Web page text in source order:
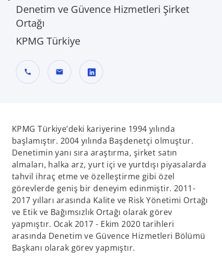
Denetim ve Güvence Hizmetleri Şirket
Ortağı
KPMG Türkiye
call mail
n
s
i
n
a
n
e
w
t
a
b
KPMG Türkiye’deki kariyerine 1994 yılında
başlamıştır. 2004 yılında Başdenetçi olmuştur.
Denetimin yanı sıra araştırma, şirket satın
almaları, halka arz, yurt içi ve yurtdışı piyasalarda
tahvil ihraç etme ve özelleştirme gibi özel
görevlerde geniş bir deneyim edinmiştir. 2011-
2017 yılları arasında Kalite ve Risk Yönetimi Ortağı
ve Etik ve Bağımsızlık Ortağı olarak görev
yapmıştır. Ocak 2017 - Ekim 2020 tarihleri
arasında Denetim ve Güvence Hizmetleri Bölümü
Başkanı olarak görev yapmıştır.